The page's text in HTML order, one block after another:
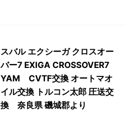
スバル エクシーガ クロスオー
バー7 EXIGA CROSSOVER7
YAM CVTF交換 オートマオ
イル交換 トルコン太郎 圧送交
換 奈良県 磯城郡より